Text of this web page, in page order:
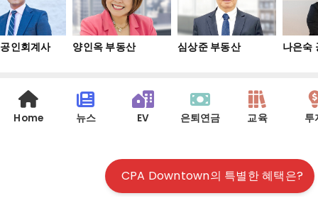
인회계사 양인옥 부동산 심상준 부동산 나은숙
Home 뉴스 EV 은퇴연금 교육 투
CPA Downtown의 특별한 혜택은?